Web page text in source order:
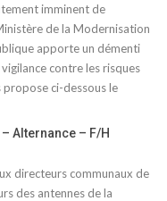
imminent de
de la Modernisation
apporte un démenti
contre les risques
propose ci-dessous le
Alternance – F/H
directeurs communaux de
des antennes de la